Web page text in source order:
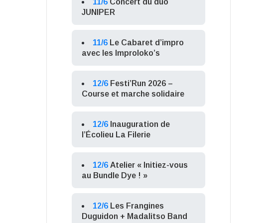
JUNIPER
11/6 Le Cabaret d’impro
avec les Improloko’s
12/6 Festi’Run 2026 –
Course et marche solidaire
12/6 Inauguration de
l’Écolieu La Filerie
12/6 Atelier « Initiez-vous
au Bundle Dye ! »
12/6 Les Frangines
Duguidon + Madalitso Band